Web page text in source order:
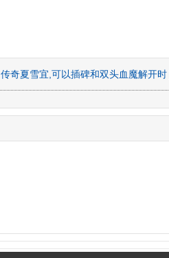
传奇夏雪宜,可以插碑和双头血魔解开时